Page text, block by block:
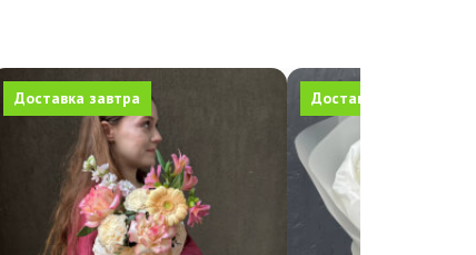
Доставка завтра Доставка завтра